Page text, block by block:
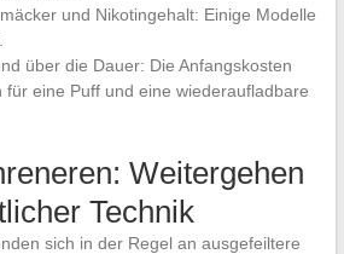
und Nikotingehalt: Einige Modelle
über die Dauer: Die Anfangskosten
für eine Puff und eine wiederaufladbare
Weitergehen
Technik
sich in der Regel an ausgefeiltere